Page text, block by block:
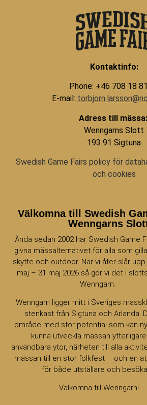
Kontaktinfo:
Phone: +46 708 18
E-mail:
Adress till mässa:
Wenngarns Slott
193 91 Sigtuna
Swedish Game Fairs policy för
och cookies
Välkomna till Swedish
Wenngarns
Ända sedan 2002 har Swedish Game
givna mässalternativet för alla som
skytte och outdoor. När vi åter slår
maj – 31 maj 2026 så gör vi det i
Wenngarn.
Wenngarn ligger mitt i Sveriges
stenkast från Sigtuna och Arlanda.
område med stor potential som kan
kunna utveckla mässan
användbara ytor, närheten till alla
mässan till en stor folkfest – och en
för både utställare och
Välkomna till Wenngarn!